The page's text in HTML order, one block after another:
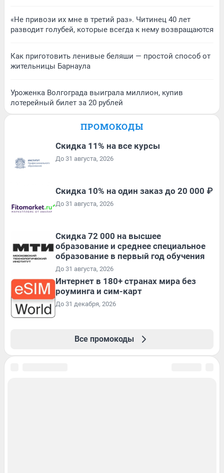
«Не привози их мне в третий раз». Читинец 40 лет
разводит голубей, которые всегда к нему возвращаются
Как приготовить ленивые беляши — простой способ от
жительницы Барнаула
Уроженка Волгограда выиграла миллион, купив
лотерейный билет за 20 рублей
ПРОМОКОДЫ
Скидка 11% на все курсы
До 31 августа, 2026
Скидка 10% на один заказ до 20 000 ₽
До 31 августа, 2026
Скидка 72 000 на высшее
образование и среднее специальное
образование в первый год обучения
До 31 августа, 2026
Интернет в 180+ странах мира без
роуминга и сим-карт
До 31 декабря, 2026
Все промокоды